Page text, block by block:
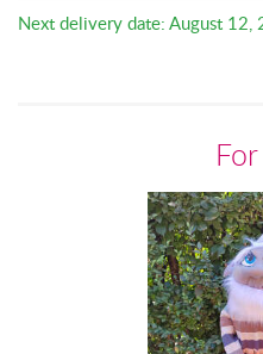
Next delivery date: August 12,